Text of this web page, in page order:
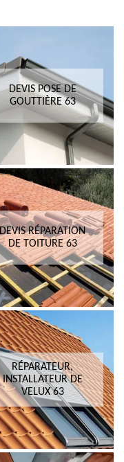
DEVIS POSE DE
GOUTTIÈRE 63
DEVIS RÉPARATION
DE TOITURE 63
RÉPARATEUR,
INSTALLATEUR DE
VELUX 63